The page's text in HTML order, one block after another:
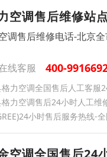
空调售后维修站点
调售后维修电话-北京
线客服
400-